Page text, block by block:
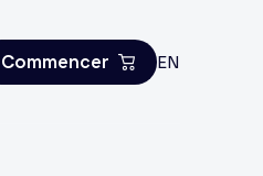
Commencer EN